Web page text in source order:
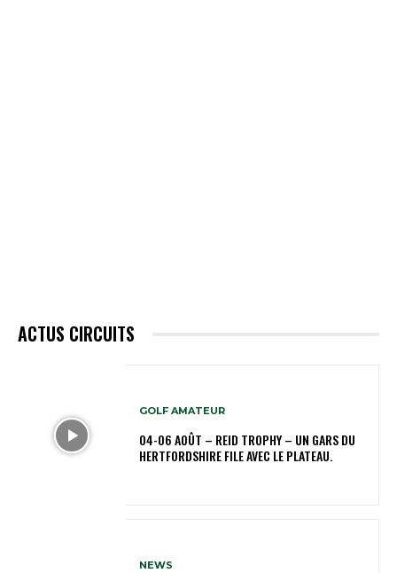
ACTUS CIRCUITS
GOLF AMATEUR
04-06 AOÛT – REID TROPHY – UN GARS DU
HERTFORDSHIRE FILE AVEC LE PLATEAU.
NEWS